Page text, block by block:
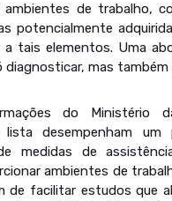
de trabalho,
potencialmente
tais elementos. Uma
diagnosticar, mas também
do Ministério
lista desempenham um
medidas de
ambientes de
de facilitar estudos que